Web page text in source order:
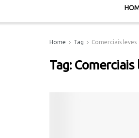
Home Tag Comerciais leves
Tag: Comerciais